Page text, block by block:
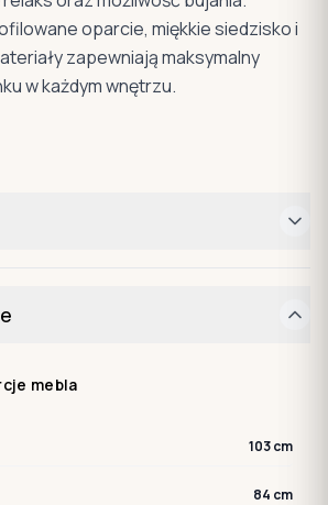
oparcie, miękkie siedzisko i
zapewniają maksymalny
w każdym wnętrzu.
mebla
103 cm
84 cm